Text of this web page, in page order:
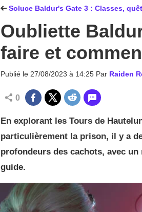
Soluce Baldur's Gate 3 : Classes,
Oubliette
faire et
Publié le 27/08/2023 à 14:25 Par Raiden
0
En explorant les Tours de
particulièrement la prison, il y a
profondeurs des cachots, avec
guide.